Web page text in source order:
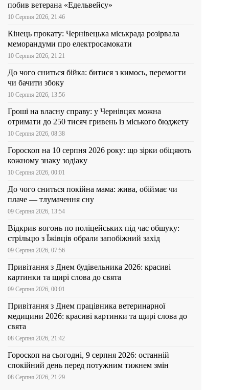
побив ветерана «Едельвейсу»
10 Серпня 2026, 21:46
Кінець прокату: Чернівецька міськрада розірвала
меморандуми про електросамокати
10 Серпня 2026, 21:21
До чого сниться бійка: битися з кимось, перемогти
чи бачити збоку
10 Серпня 2026, 13:56
Гроші на власну справу: у Чернівцях можна
отримати до 250 тисяч гривень із міського бюджету
10 Серпня 2026, 08:38
Гороскоп на 10 серпня 2026 року: що зірки обіцяють
кожному знаку зодіаку
10 Серпня 2026, 00:01
До чого сниться покійна мама: жива, обіймає чи
плаче — тлумачення сну
09 Серпня 2026, 13:54
Відкрив вогонь по поліцейських під час обшуку:
стрільцю з Їжівців обрали запобіжний захід
09 Серпня 2026, 07:56
Привітання з Днем будівельника 2026: красиві
картинки та щирі слова до свята
09 Серпня 2026, 00:01
Привітання з Днем працівника ветеринарної
медицини 2026: красиві картинки та щирі слова до
свята
08 Серпня 2026, 21:42
Гороскоп на сьогодні, 9 серпня 2026: останній
спокійний день перед потужним тижнем змін
08 Серпня 2026, 21:29